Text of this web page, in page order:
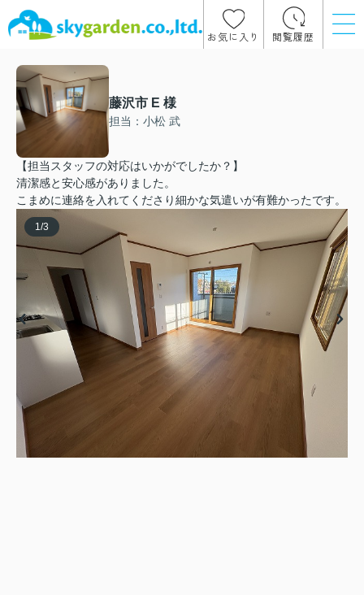
お気に入り 閲覧履歴
藤沢市 E 様
担当：小松 武
【担当スタッフの対応はいかがでしたか？】
清潔感と安心感がありました。
こまめに連絡を入れてくださり細かな気遣いが有難かったです。
1 /3